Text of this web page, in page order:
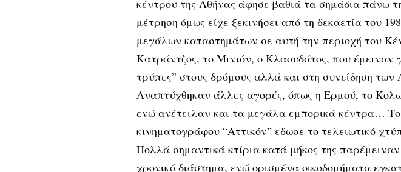
κέντρου της Αθήνας άφησε βαθιά τα σημάδια πάνω
μέτρηση όμως είχε ξεκινήσει από τη δεκαετία του
μεγάλων καταστημάτων σε αυτή την περιοχή του
Κατράντζος, το Μινιόν, ο Κλαουδάτος, που έμειναν
τρύπες” στους δρόμους αλλά και στη συνείδηση των
Αναπτύχθηκαν άλλες αγορές, όπως η Ερμού, το
ενώ ανέτειλαν και τα μεγάλα εμπορικά κέντρα…
κινηματογράφου “Αττικόν” εδωσε το τελειωτικό
Πολλά σημαντικά κτίρια κατά μήκος της
χρονικό διάστημα, ενώ ορισμένα οικοδομήματα